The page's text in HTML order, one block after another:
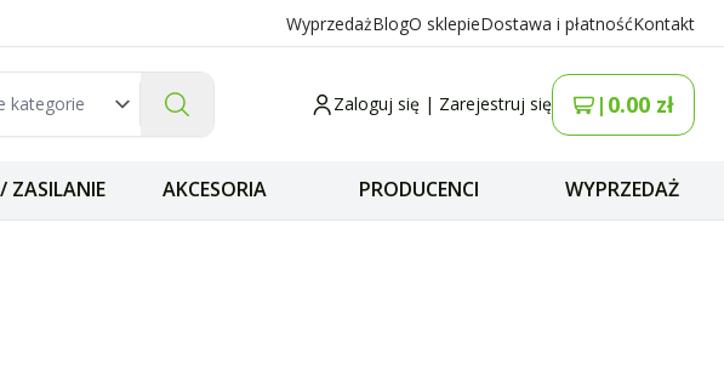
WyprzedażBlogO sklepieDostawa i płatnośćKontakt
Zaloguj się | Zarejestruj się | 0.00 zł
ZASILANIE AKCESORIA PRODUCENCI WYPRZEDAŻ